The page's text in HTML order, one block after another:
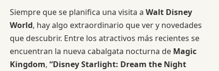
Siempre que se planifica una visita a Walt Disney
World, hay algo extraordinario que ver y novedades
que descubrir. Entre los atractivos más recientes se
encuentran la nueva cabalgata nocturna de Magic
Kingdom, “Disney Starlight: Dream the Night